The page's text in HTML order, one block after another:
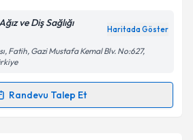
işlenmesine ilişkin
Aydınlatma
kabul ediyorum.
Talebini Gönder
ve Diş Sağlığı
Haritada Göster
Fatih, Gazi Mustafa Kemal Blv. No:627,
Randevu Talep Et
Talebi